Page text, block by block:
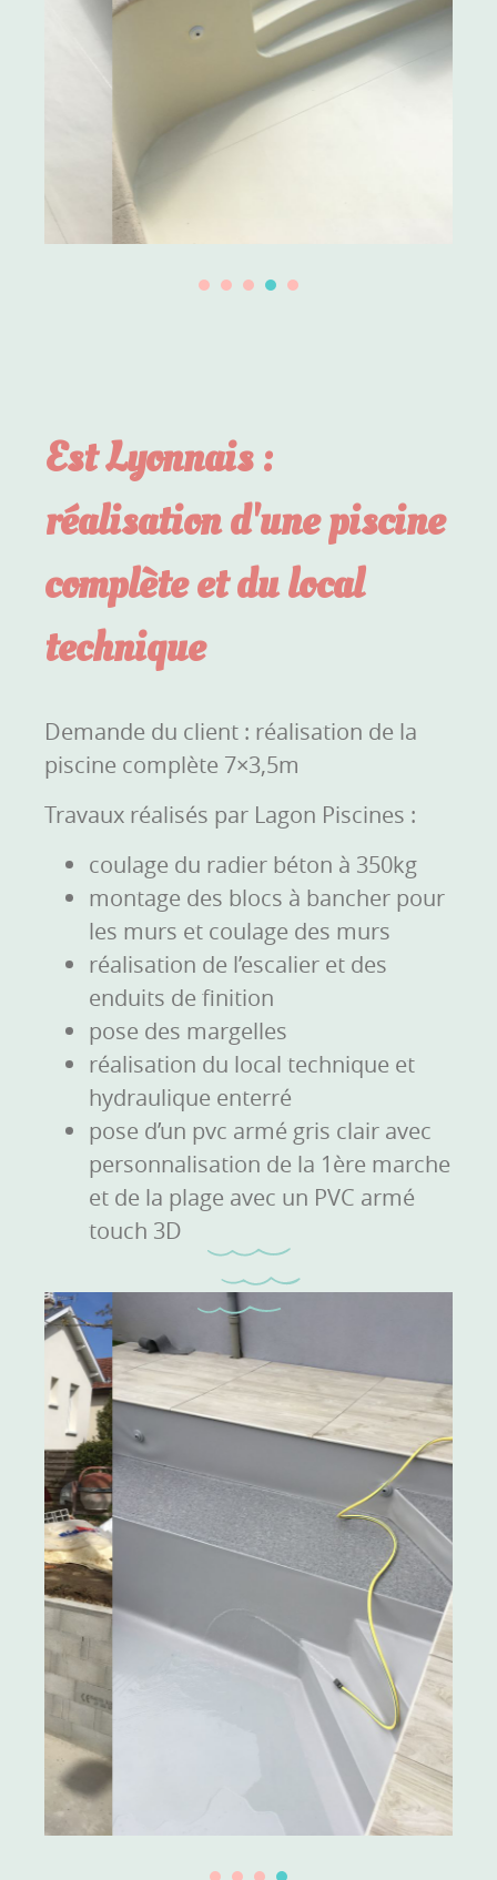
Est Lyonnais :
réalisation d'une piscine
complète et du local
technique
Demande du client : réalisation de la
piscine complète 7×3,5m
Travaux réalisés par Lagon Piscines :
coulage du radier béton à 350kg
montage des blocs à bancher pour
les murs et coulage des murs
réalisation de l’escalier et des
enduits de finition
pose des margelles
réalisation du local technique et
hydraulique enterré
pose d’un pvc armé gris clair avec
personnalisation de la 1ère marche
et de la plage avec un PVC armé
touch 3D